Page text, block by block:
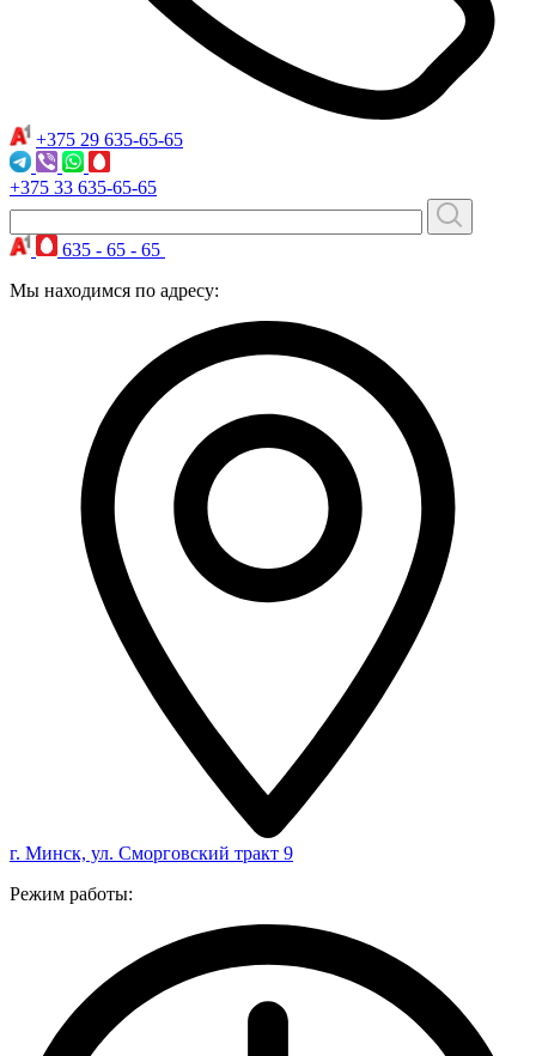
+375 29 635-65-65
+375 33 635-65-65
635 - 65 - 65
Мы находимся по адресу:
г. Минск, ул. Сморговский тракт 9
Режим работы: